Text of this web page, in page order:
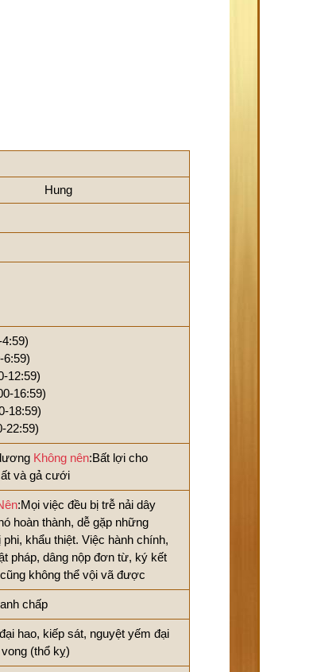
Hung
6:59)
12:59)
16:59)
18:59)
22:59)
Không nên:Bất lợi cho
và gả cưới
:Mọi việc đều bị trễ nải dây
hoàn thành, dễ gặp những
phi, khẩu thiệt. Việc hành chính,
pháp, dâng nộp đơn từ, ký kết
không thể vội vã được
chấp
đại hao, kiếp sát, nguyệt yếm đại
(thổ kỵ)